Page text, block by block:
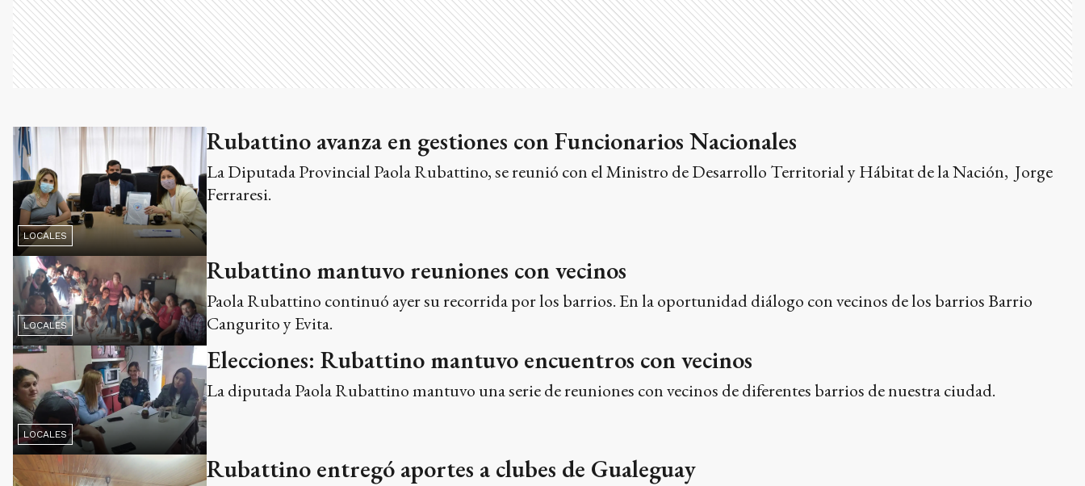
LOCALES
Rubattino avanza en gestiones con Funcionarios Nacionales
La Diputada Provincial Paola Rubattino, se reunió con el Ministro de Desarrollo Territorial y Hábitat de la Nación, Jorge
Ferraresi.
LOCALES
Rubattino mantuvo reuniones con vecinos
Paola Rubattino continuó ayer su recorrida por los barrios. En la oportunidad diálogo con vecinos de los barrios Barrio
Cangurito y Evita.
LOCALES
Elecciones: Rubattino mantuvo encuentros con vecinos
La diputada Paola Rubattino mantuvo una serie de reuniones con vecinos de diferentes barrios de nuestra ciudad.
Rubattino entregó aportes a clubes de Gualeguay